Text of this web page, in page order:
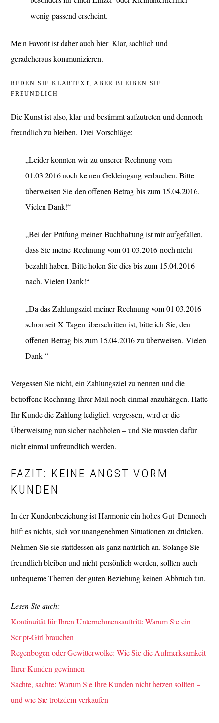
wenig passend erscheint.
Mein Favorit ist daher auch hier: Klar, sachlich und
geradeheraus kommunizieren.
REDEN SIE KLARTEXT, ABER BLEIBEN SIE
FREUNDLICH
Die Kunst ist also, klar und bestimmt aufzutreten und dennoch
freundlich zu bleiben. Drei Vorschläge:
„Leider konnten wir zu unserer Rechnung vom
01.03.2016 noch keinen Geldeingang verbuchen. Bitte
überweisen Sie den offenen Betrag bis zum 15.04.2016.
Vielen Dank!“
„Bei der Prüfung meiner Buchhaltung ist mir aufgefallen,
dass Sie meine Rechnung vom 01.03.2016 noch nicht
bezahlt haben. Bitte holen Sie dies bis zum 15.04.2016
nach. Vielen Dank!“
„Da das Zahlungsziel meiner Rechnung vom 01.03.2016
schon seit X Tagen überschritten ist, bitte ich Sie, den
offenen Betrag bis zum 15.04.2016 zu überweisen. Vielen
Dank!“
Vergessen Sie nicht, ein Zahlungsziel zu nennen und die
betroffene Rechnung Ihrer Mail noch einmal anzuhängen. Hatte
Ihr Kunde die Zahlung lediglich vergessen, wird er die
Überweisung nun sicher nachholen – und Sie mussten dafür
nicht einmal unfreundlich werden.
FAZIT: KEINE ANGST VORM
KUNDEN
In der Kundenbeziehung ist Harmonie ein hohes Gut. Dennoch
hilft es nichts, sich vor unangenehmen Situationen zu drücken.
Nehmen Sie sie stattdessen als ganz natürlich an. Solange Sie
freundlich bleiben und nicht persönlich werden, sollten auch
unbequeme Themen der guten Beziehung keinen Abbruch tun.
Lesen Sie auch:
Kontinuität für Ihren Unternehmensauftritt: Warum Sie ein
Script-Girl brauchen
Regenbogen oder Gewitterwolke: Wie Sie die Aufmerksamkeit
Ihrer Kunden gewinnen
Sachte, sachte: Warum Sie Ihre Kunden nicht hetzen sollten –
und wie Sie trotzdem verkaufen